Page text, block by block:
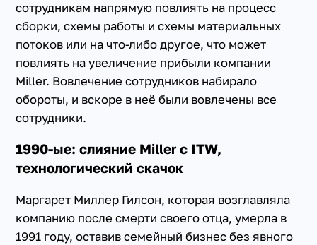
сотрудникам напрямую повлиять на процесс
сборки, схемы работы и схемы материальных
потоков или на что-либо другое, что может
повлиять на увеличение прибыли компании
Miller. Вовлечение сотрудников набирало
обороты, и вскоре в неё были вовлечены все
сотрудники.
1990-ые: слияние Miller с ITW,
технологический скачок
Маргарет Миллер Гилсон, которая возглавляла
компанию после смерти своего отца, умерла в
1991 году, оставив семейный бизнес без явного